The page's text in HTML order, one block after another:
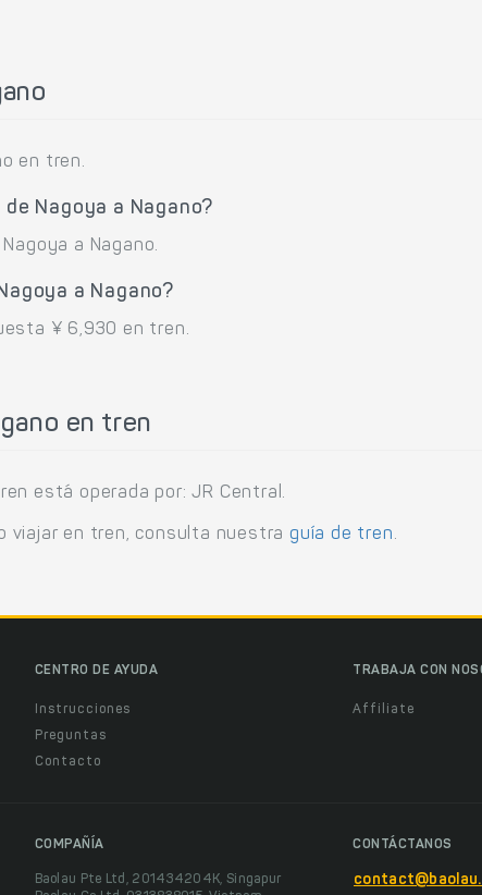
en tren.
Nagoya a Nagano?
a Nagano.
a Nagano?
¥ 6,930 en tren.
en tren
está operada por: JR Central.
viajar en tren, consulta nuestra guía de tren.
CENTRO DE AYUDA
Instrucciones
Preguntas
Contacto
TRABAJA CON
Affiliate
COMPAÑÍA
Baolau Pte Ltd, 201434204K, Singapur
CONTÁCTANOS